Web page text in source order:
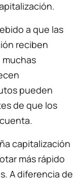
a que las
reciben
pueden
de que los
capitalización
más rápido
A diferencia de